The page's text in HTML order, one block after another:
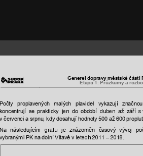
Generel dopravy městské části
Etapa 1: Průzkumy a
Počty proplavených malých plavidel vykazují značnou
koncentrují se prakticky jen do období duben až září s
v červenci a srpnu, kdy dosahují hodnoty 500 až 600
Na následujícím grafu je znázorněn časový vývoj
vybranými PK na dolní Vltavě v letech 2011 – 2018.